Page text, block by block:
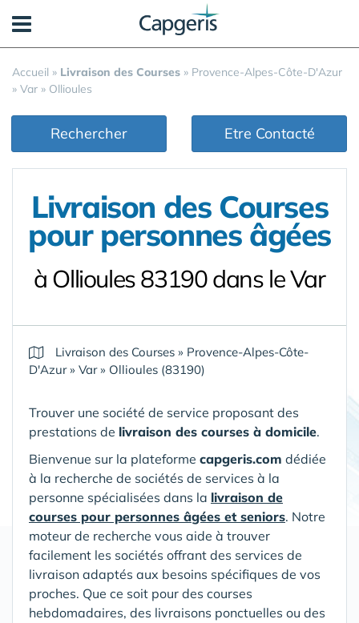
Accueil » Livraison des Courses » Provence-Alpes-Côte-D'Azur
» Var » Ollioules
Rechercher Etre Contacté
Livraison des Courses
pour personnes âgées
à Ollioules 83190 dans le Var
Livraison des Courses » Provence-Alpes-Côte-
D'Azur» Var» Ollioules (83190)
Trouver une société de service proposant des
prestations de livraison des courses à domicile.
Bienvenue sur la plateforme capgeris.com dédiée
à la recherche de sociétés de services à la
personne spécialisées dans la livraison de
courses pour personnes âgées et seniors. Notre
moteur de recherche vous aide à trouver
facilement les sociétés offrant des services de
livraison adaptés aux besoins spécifiques de vos
proches. Que ce soit pour des courses
hebdomadaires, des livraisons ponctuelles ou des